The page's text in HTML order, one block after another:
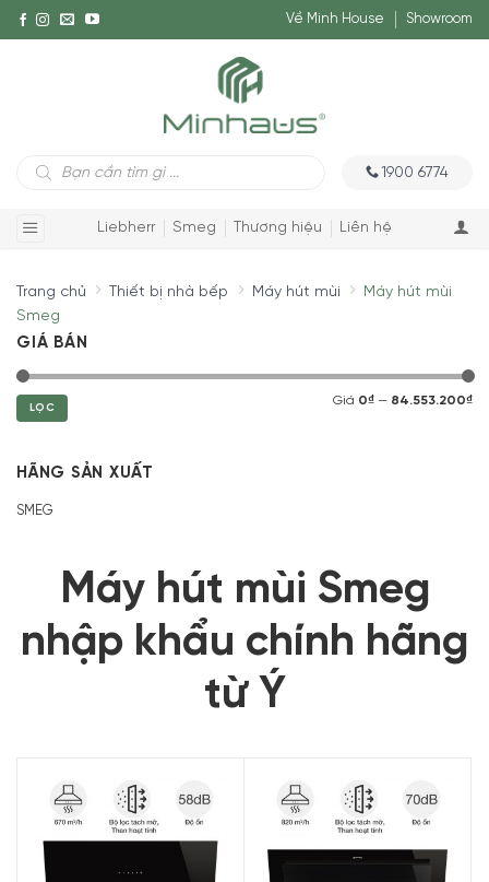
Về Minh House Showroom
Tìm
kiếm
1900 6774
Liebherr Smeg Thương hiệu Liên hệ
Trang chủ Thiết bị nhà bếp Máy hút mùi
Máy hút mùi
Smeg
GIÁ BÁN
LỌC
Giá 0₫ — 84.553.200₫
HÃNG SẢN XUẤT
SMEG
Máy hút mùi Smeg
nhập khẩu chính hãng
từ Ý